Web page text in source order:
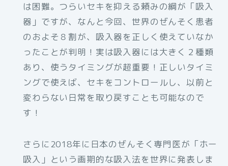
は困難。つらいセキを抑える頼みの綱が「吸入
器」ですが、なんと今回、世界のぜんそく患者
のおよそ８割が、吸入器を正しく使えていなか
ったことが判明！実は吸入器には大きく２種類
あり、使うタイミングが超重要！正しいタイミ
ングで使えば、セキをコントロールし、以前と
変わらない日常を取り戻すことも可能なので
す！
さらに2018年に日本のぜんそく専門医が「ホー
吸入」という画期的な吸入法を世界に発表しま